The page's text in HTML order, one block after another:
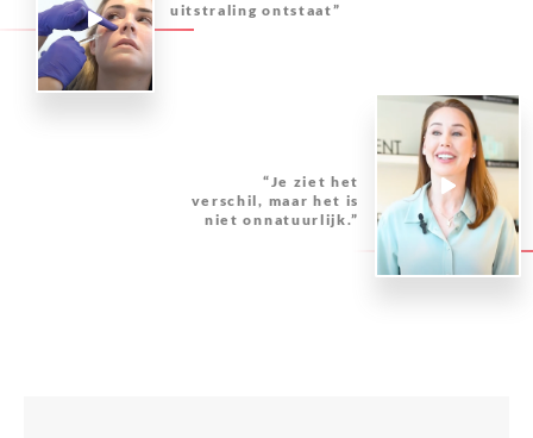
uitstraling ontstaat”
“Je ziet het
verschil, maar het is
niet onnatuurlijk.”